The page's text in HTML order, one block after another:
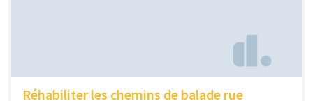
Réhabiliter les chemins de balade rue